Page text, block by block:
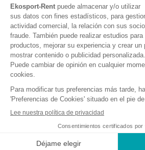
4
clientes
potenciales
su
posición
sitios web
que ha
con el